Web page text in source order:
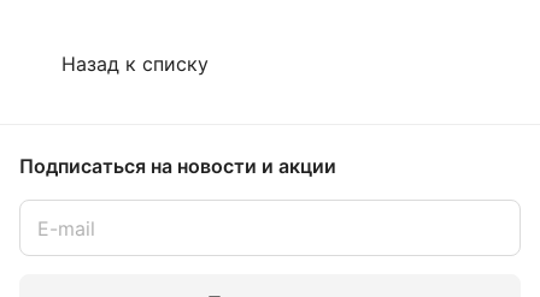
Назад к списку
Подписаться на новости и акции